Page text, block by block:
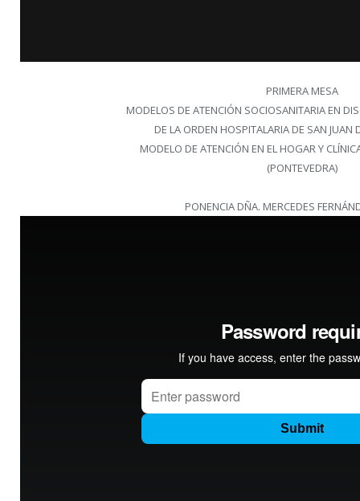
PRIMERA MESA
MODELOS DE ATENCIÓN SOCIOSANITARIA EN
DE LA ORDEN HOSPITALARIA DE SAN JUAN
MODELO DE ATENCIÓN EN EL HOGAR Y
(PONTEVEDRA)
PONENCIA DÑA. MERCEDES